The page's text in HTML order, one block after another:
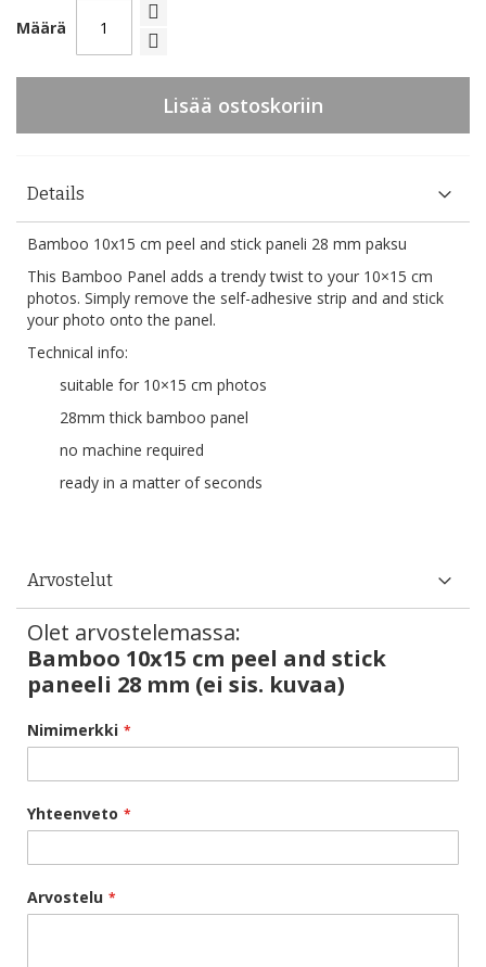
Määrä
Lisää ostoskoriin
Details
Bamboo 10x15 cm peel and stick paneli 28 mm paksu
This Bamboo Panel adds a trendy twist to your 10×15 cm
photos. Simply remove the self-adhesive strip and and stick
your photo onto the panel.
Technical info:
suitable for 10×15 cm photos
28mm thick bamboo panel
no machine required
ready in a matter of seconds
Arvostelut
Olet arvostelemassa:
Bamboo 10x15 cm peel and stick
paneeli 28 mm (ei sis. kuvaa)
Nimimerkki
Yhteenveto
Arvostelu